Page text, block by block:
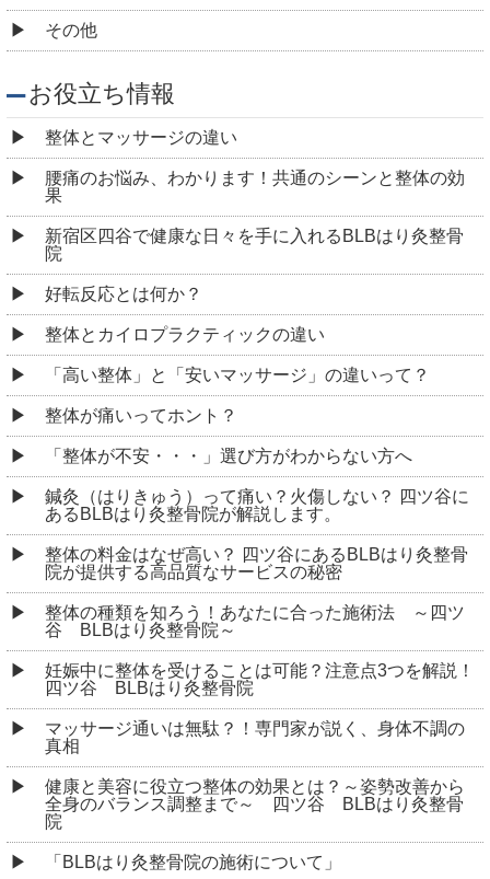
その他
お役立ち情報
整体とマッサージの違い
腰痛のお悩み、わかります！共通のシーンと整体の効
果
新宿区四谷で健康な日々を手に入れるBLBはり灸整骨
院
好転反応とは何か？
整体とカイロプラクティックの違い
「高い整体」と「安いマッサージ」の違いって？
整体が痛いってホント？
「整体が不安・・・」選び方がわからない方へ
鍼灸（はりきゅう）って痛い？火傷しない？ 四ツ谷に
あるBLBはり灸整骨院が解説します。
整体の料金はなぜ高い？ 四ツ谷にあるBLBはり灸整骨
院が提供する高品質なサービスの秘密
整体の種類を知ろう！あなたに合った施術法 ～四ツ
谷 BLBはり灸整骨院～
妊娠中に整体を受けることは可能？注意点3つを解説！
四ツ谷 BLBはり灸整骨院
マッサージ通いは無駄？！専門家が説く、身体不調の
真相
健康と美容に役立つ整体の効果とは？～姿勢改善から
全身のバランス調整まで～ 四ツ谷 BLBはり灸整骨
院
「BLBはり灸整骨院の施術について」